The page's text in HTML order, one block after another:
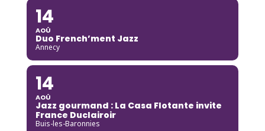
14
AOÛ
Duo French’ment Jazz
Annecy
14
AOÛ
Jazz gourmand : La Casa Flotante invite
France Duclairoir
Buis-les-Baronnies